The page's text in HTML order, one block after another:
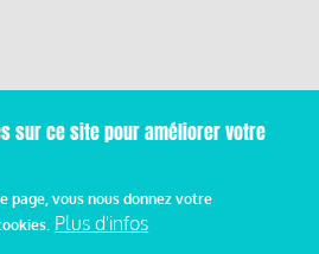
- Réalisé par
générale d’utilisation et
d’abonnement
sur ce site pour améliorer votre
page, vous nous donnez votre
Plus d'infos